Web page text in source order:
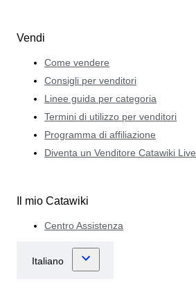
Vendi
Come vendere
Consigli per venditori
Linee guida per categoria
Termini di utilizzo per venditori
Programma di affiliazione
Diventa un Venditore Catawiki Live
Il mio Catawiki
Centro Assistenza